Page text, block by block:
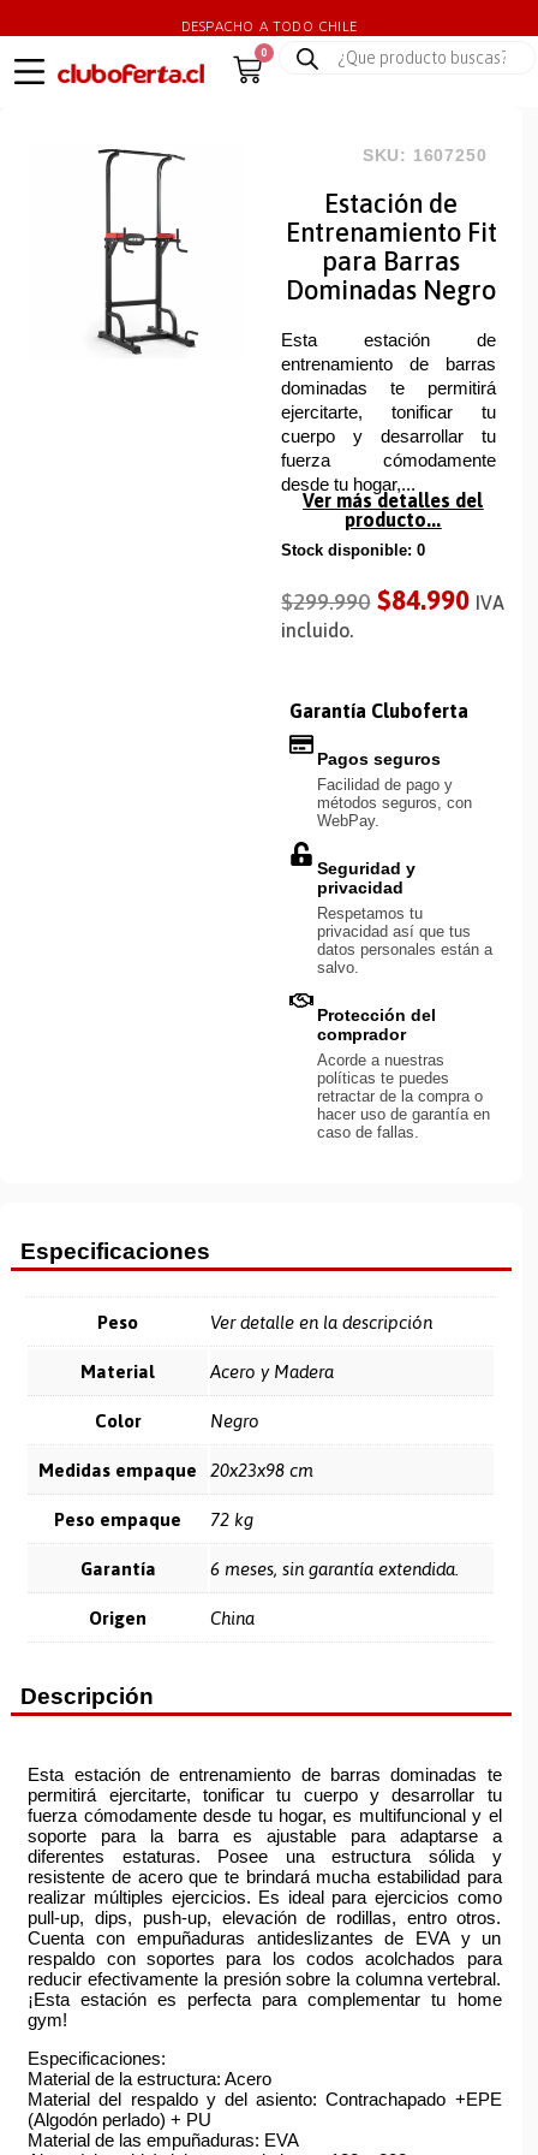
DESPACHO A TODO CHILE
0
SKU: 1607250
Estación de
Entrenamiento Fit
para Barras
Dominadas Negro
Esta estación de
entrenamiento de barras
dominadas te permitirá
ejercitarte, tonificar tu
cuerpo y desarrollar tu
fuerza cómodamente
desde tu hogar,...
Ver más detalles del
producto...
Stock disponible: 0
$299.990 $84.990 IVA
incluido.
Garantía Cluboferta
Pagos seguros
Facilidad de pago y
métodos seguros, con
WebPay.
Seguridad y
privacidad
Respetamos tu
privacidad así que tus
datos personales están a
salvo.
Protección del
comprador
Acorde a nuestras
políticas te puedes
retractar de la compra o
hacer uso de garantía en
caso de fallas.
Especificaciones
Peso Ver detalle en la descripción
Material Acero y Madera
Color Negro
Medidas empaque 20x23x98 cm
Peso empaque 72 kg
Garantía 6 meses, sin garantía extendida.
Origen China
Descripción
Esta estación de entrenamiento de barras dominadas te
permitirá ejercitarte, tonificar tu cuerpo y desarrollar tu
fuerza cómodamente desde tu hogar, es multifuncional y el
soporte para la barra es ajustable para adaptarse a
diferentes estaturas. Posee una estructura sólida y
resistente de acero que te brindará mucha estabilidad para
realizar múltiples ejercicios. Es ideal para ejercicios como
pull-up, dips, push-up, elevación de rodillas, entro otros.
Cuenta con empuñaduras antideslizantes de EVA y un
respaldo con soportes para los codos acolchados para
reducir efectivamente la presión sobre la columna vertebral.
¡Esta estación es perfecta para complementar tu home
gym!
Especificaciones:
Material de la estructura: Acero
Material del respaldo y del asiento: Contrachapado +EPE
(Algodón perlado) + PU
Material de las empuñaduras: EVA